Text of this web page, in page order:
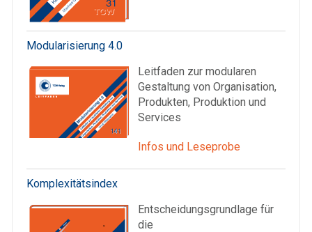
Modularisierung 4.0
Leitfaden zur modularen
Gestaltung von Organisation,
Produkten, Produktion und
Services
Infos und Leseprobe
Komplexitätsindex
Entscheidungsgrundlage für
die